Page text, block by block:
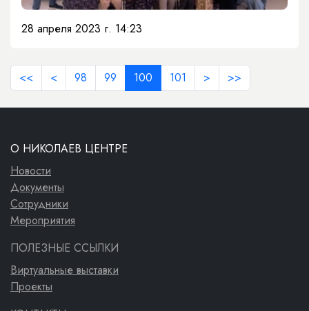
28 апреля 2023 г. 14:23
<< < 98 99 100 101 > >>
О НИКОЛАЕВ ЦЕНТРЕ
Новости
Документы
Сотрудники
Мероприятия
ПОЛЕЗНЫЕ ССЫЛКИ
Виртуальные выставки
Проекты